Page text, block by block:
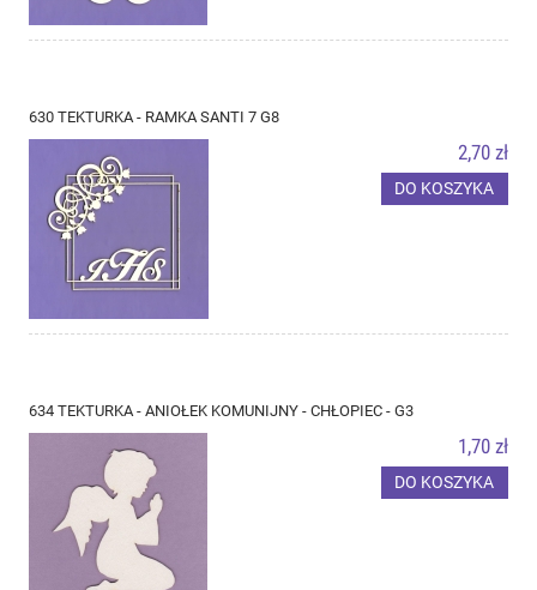
630 TEKTURKA - RAMKA SANTI 7 G8
2,70 zł
DO KOSZYKA
634 TEKTURKA - ANIOŁEK KOMUNIJNY - CHŁOPIEC - G3
1,70 zł
DO KOSZYKA